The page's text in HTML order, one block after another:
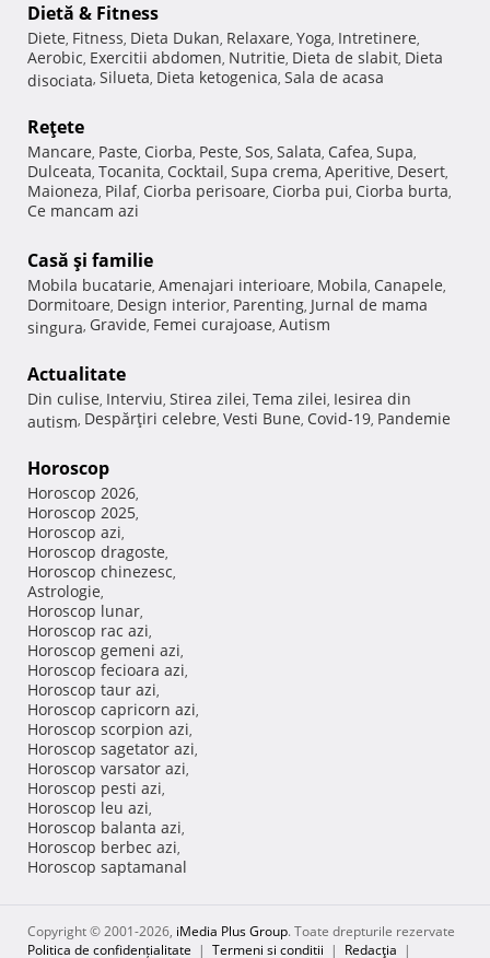
Dietă & Fitness
Diete, Fitness, Dieta Dukan, Relaxare, Yoga, Intretinere,
Aerobic, Exercitii abdomen, Nutritie, Dieta de slabit, Dieta
disociata, Silueta, Dieta ketogenica, Sala de acasa
Reţete
Mancare, Paste, Ciorba, Peste, Sos, Salata, Cafea, Supa,
Dulceata, Tocanita, Cocktail, Supa crema, Aperitive, Desert,
Maioneza, Pilaf, Ciorba perisoare, Ciorba pui, Ciorba burta,
Ce mancam azi
Casă şi familie
Mobila bucatarie, Amenajari interioare, Mobila, Canapele,
Dormitoare, Design interior, Parenting, Jurnal de mama
singura, Gravide, Femei curajoase, Autism
Actualitate
Din culise, Interviu, Stirea zilei, Tema zilei, Iesirea din
autism, Despărţiri celebre, Vesti Bune, Covid-19, Pandemie
Horoscop
Horoscop 2026,
Horoscop 2025,
Horoscop azi,
Horoscop dragoste,
Horoscop chinezesc,
Astrologie,
Horoscop lunar,
Horoscop rac azi,
Horoscop gemeni azi,
Horoscop fecioara azi,
Horoscop taur azi,
Horoscop capricorn azi,
Horoscop scorpion azi,
Horoscop sagetator azi,
Horoscop varsator azi,
Horoscop pesti azi,
Horoscop leu azi,
Horoscop balanta azi,
Horoscop berbec azi,
Horoscop saptamanal
Copyright © 2001-2026, iMedia Plus Group. Toate drepturile rezervate
Politica de confidențialitate | Termeni si conditii | Redacţia |